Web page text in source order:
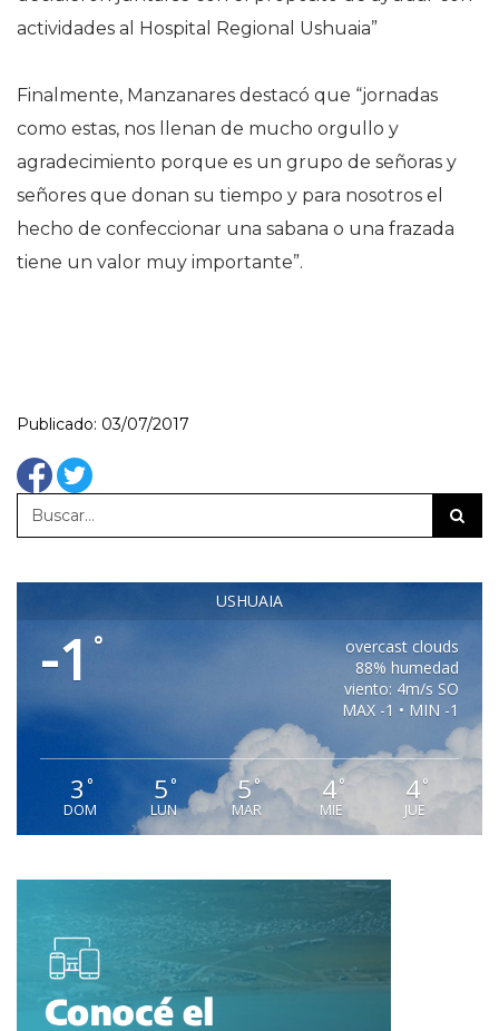
actividades al Hospital Regional Ushuaia”
Finalmente, Manzanares destacó que “jornadas
como estas, nos llenan de mucho orgullo y
agradecimiento porque es un grupo de señoras y
señores que donan su tiempo y para nosotros el
hecho de confeccionar una sabana o una frazada
tiene un valor muy importante”.
Publicado: 03/07/2017
USHUAIA
-1 °
overcast clouds
88% humedad
viento: 4m/s SO
MAX -1 • MIN -1
3 °
DOM
5 °
LUN
5°
MAR
4°
MIE
4°
JUE